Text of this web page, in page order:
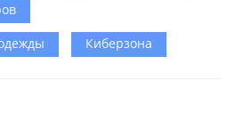
Киберзона